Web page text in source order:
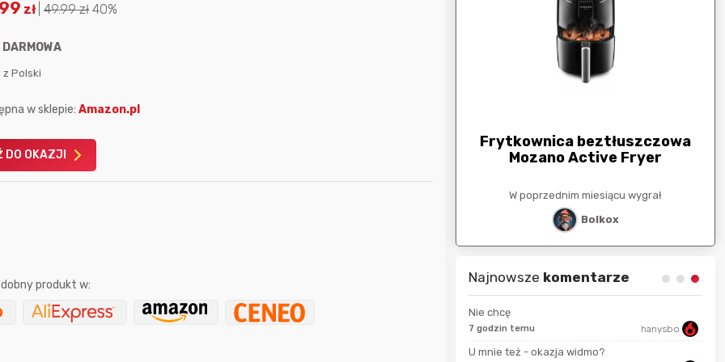
zł 49.99zł 40%
DARMOWA
z Polski
w sklepie:Amazon.pl
DO OKAZJI
produkt w:
Allegro 150zł
W poprzednim miesiącu wygrał
Frytkownica beztłuszczowa
Mozano Active Fryer
W poprzednim miesiącu wygrał
Bolkox
Najnowsze komentarze
Nie chcę
7 godzin temu hanysbo
U mnie też - okazja widmo?